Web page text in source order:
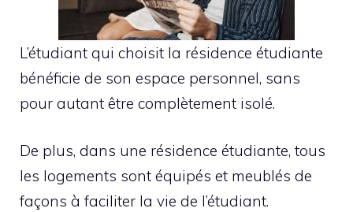
L’étudiant qui choisit la résidence étudiante
bénéficie de son espace personnel, sans
pour autant être complètement isolé.
De plus, dans une résidence étudiante, tous
les logements sont équipés et meublés de
façons à faciliter la vie de l’étudiant.